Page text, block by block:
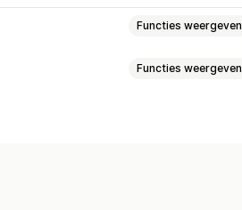
Functies weergeven
Functies weergeven